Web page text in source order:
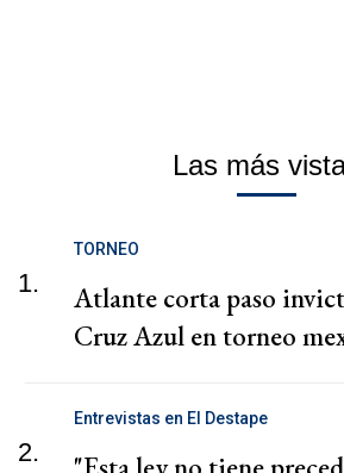
Las más
1.
TORNEO
Atlante corta paso
Cruz Azul en torneo
2.
Entrevistas en El Destape